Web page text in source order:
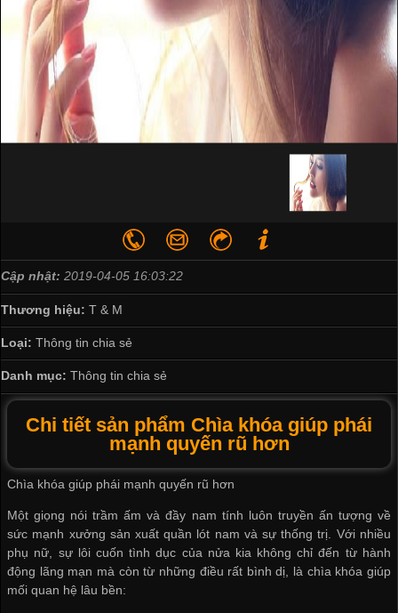
Cập nhật: 2019-04-05 16:03:22
Thương hiệu: T & M
Loại: Thông tin chia sẻ
Danh mục: Thông tin chia sẻ
Chi tiết sản phẩm Chìa khóa giúp phái
mạnh quyến rũ hơn
Chìa khóa giúp phái mạnh quyến rũ hơn
Một giọng nói t​rầm ấm và đầy nam tính luôn truyền ấn tượng về
sức mạnh xưởng sản xuất quần lót nam và sự thống trị. Với nhiều
phụ nữ, sự lôi cuốn tình dục của nửa kia không chỉ đến từ hành
động lãng mạn mà còn từ những điều rất bình dị, là chìa khóa giúp
mối quan hệ lâu bền: